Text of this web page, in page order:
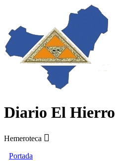
Diario El Hierro
Hemeroteca
Portada